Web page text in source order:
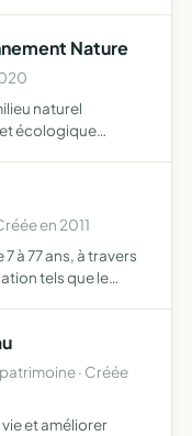
Nature
naturel
écologique
en 2011
à 77 ans, à travers
tels que le
· Créée
et améliorer